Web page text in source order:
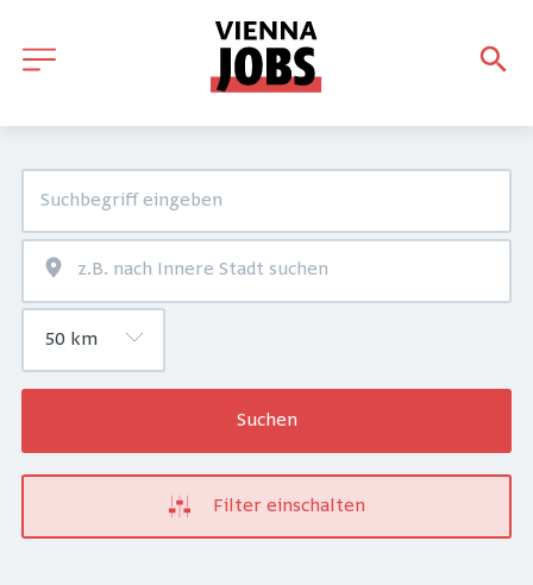
Suchen
Filter einschalten